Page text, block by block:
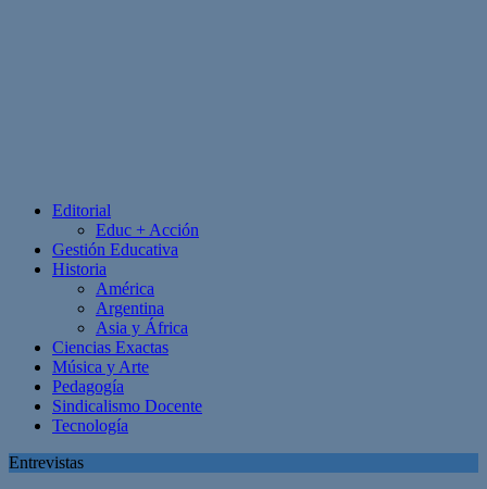
Editorial
Educ + Acción
Gestión Educativa
Historia
América
Argentina
Asia y África
Ciencias Exactas
Música y Arte
Pedagogía
Sindicalismo Docente
Tecnología
Entrevistas